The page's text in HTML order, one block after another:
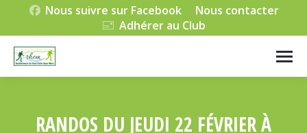
Nous suivre sur Facebook
Nous contacter
Adhérer au Club
RANDOS DU JEUDI 22 FÉVRIER À